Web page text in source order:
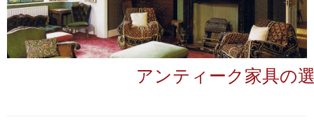
アンティーク家具の